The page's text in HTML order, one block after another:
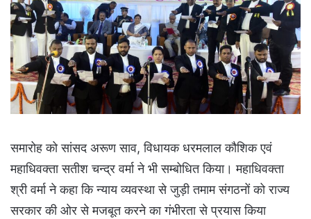
समारोह को सांसद अरूण साव, विधायक धरमलाल कौशिक एवं
महाधिवक्ता सतीश चन्द्र वर्मा ने भी सम्बोधित किया। महाधिवक्ता
श्री वर्मा ने कहा कि न्याय व्यवस्था से जुड़ी तमाम संगठनों को राज्य
सरकार की ओर से मजबूत करने का गंभीरता से प्रयास किया